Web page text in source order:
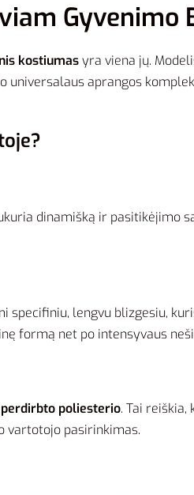
Gyvenimo
kostiumasyra viena jų.
aprangos
dinamišką ir pasitikėjimo
specifiniu, lengvu blizgesiu,
formą net po intensyvaus
perdirbto poliesterio. Tai
vartotojo pasirinkimas.